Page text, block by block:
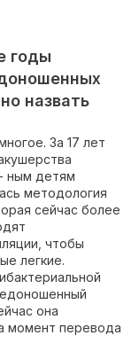
годы
назвать
За 17 лет
ным детям
методология
сейчас более
чтобы
легкие.
она
момент перевода